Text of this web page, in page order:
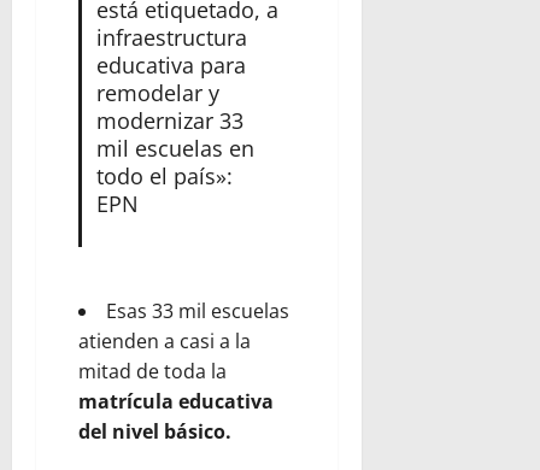
está etiquetado, a
infraestructura
educativa para
remodelar y
modernizar 33
mil escuelas en
todo el país»:
EPN
Esas 33 mil escuelas
atienden a casi a la
mitad de toda la
matrícula educativa
del nivel básico.